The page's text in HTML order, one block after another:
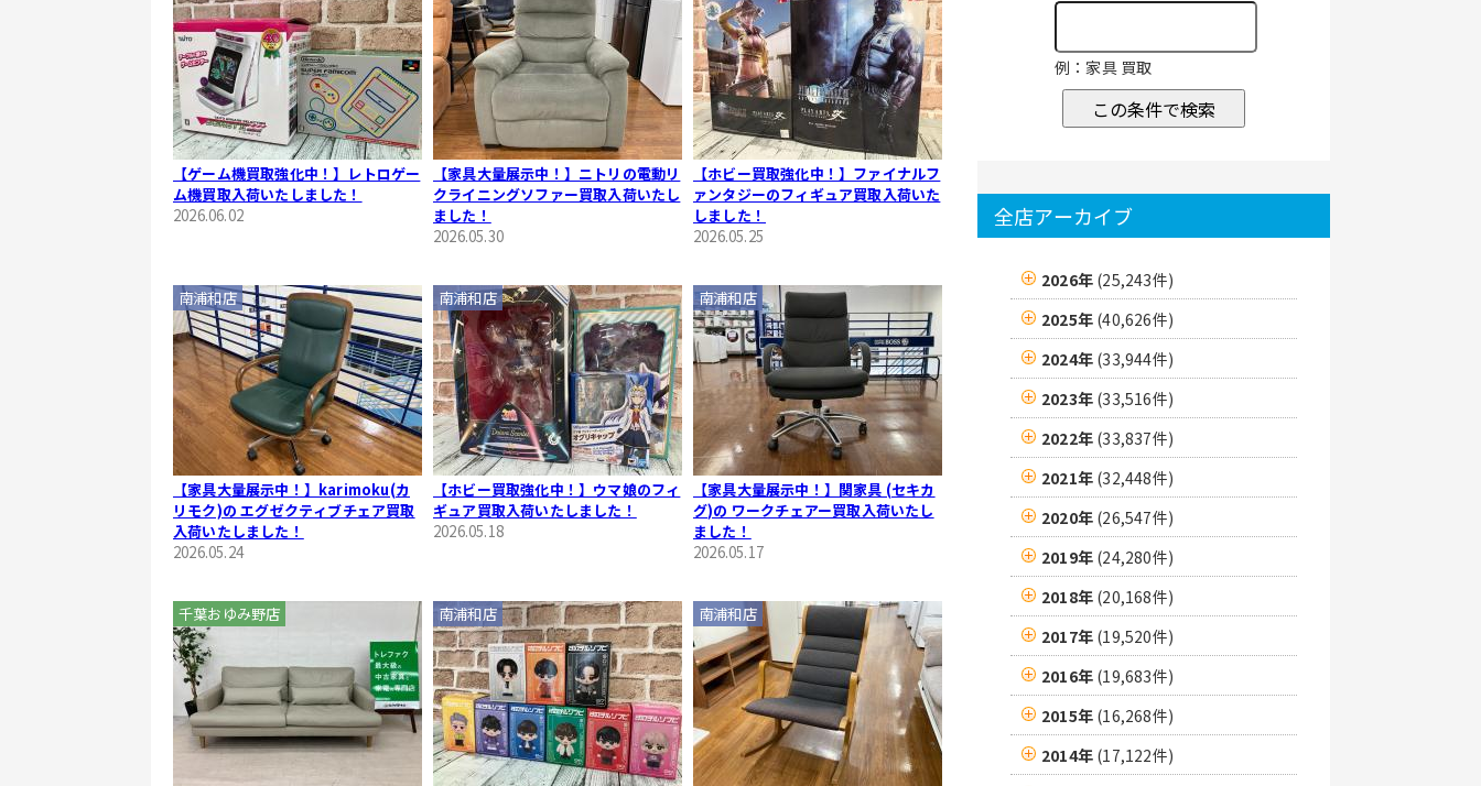
【ゲーム機買取強化中！】レトロゲー
ム機買取入荷いたしました！
2026.06.02
【家具大量展示中！】ニトリの電動リ
クライニングソファー買取入荷いたし
ました！
2026.05.30
【ホビー買取強化中！】ファイナルフ
ァンタジーのフィギュア買取入荷いた
しました！
2026.05.25
【家具大量展示中！】karimoku(カ
リモク)の エグゼクティブチェア買取
入荷いたしました！
2026.05.24
南浦和店
【ホビー買取強化中！】ウマ娘のフィ
ギュア買取入荷いたしました！
2026.05.18
南浦和店
【家具大量展示中！】関家具 (セキカ
グ)の ワークチェアー買取入荷いたし
ました！
2026.05.17
南浦和店
千葉おゆみ野店 南浦和店 南浦和店
例：家具 買取
この条件で検索
全店アーカイブ
2026年 (25,243件)
2025年 (40,626件)
2024年 (33,944件)
2023年 (33,516件)
2022年 (33,837件)
2021年 (32,448件)
2020年 (26,547件)
2019年 (24,280件)
2018年 (20,168件)
2017年 (19,520件)
2016年 (19,683件)
2015年 (16,268件)
2014年 (17,122件)